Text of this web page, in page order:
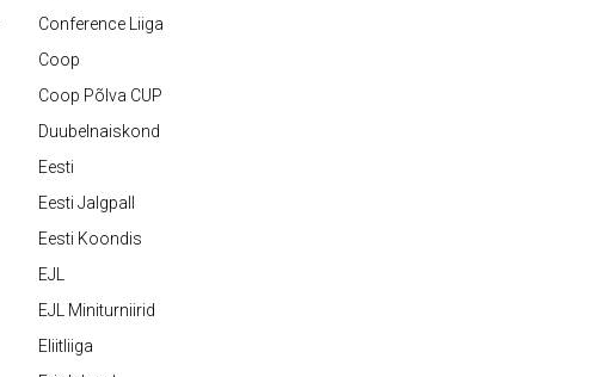
Conference Liiga
Coop
Coop Põlva CUP
Duubelnaiskond
Eesti
Eesti Jalgpall
Eesti Koondis
EJL
EJL Miniturniirid
Eliitliiga